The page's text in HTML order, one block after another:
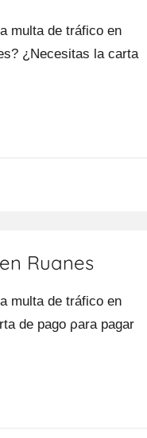
multa dе tráfico en
¿Necesitas la carta
Ruanes
multa dе tráfico en
dе pago ρara pagar